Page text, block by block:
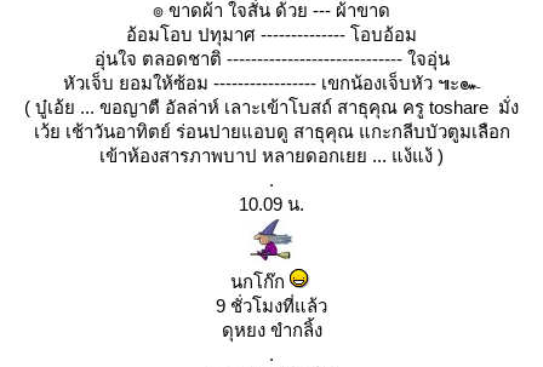
๏ ขาดผ้า ใจสั่น ด้วย --- ผ้าขาด
อ้อมโอบ ปทุมาศ -------------- โอบอ้อม
อุ่นใจ ตลอดชาติ ----------------------------- ใจอุ่น
หัวเจ็บ ยอมให้ซ้อม ----------------- เขกน้องเจ็บหัว ๚ะ๛
( บู๋เอ้ย ... ขอญาตื อัลล่าห์ เลาะเข้าโบสถ์ สาธุคุณ ครู toshare มั่ง
เว้ย เช้าวันอาทิตย์ ร่อนปายแอบดู สาธุคุณ แกะกลีบบัวตูมเลือก
เข้าห้องสารภาพบาป หลายดอกเยย ... แง้แง้ )
.
10.09 น.
นกโก๊ก
9 ชั่วโมงที่แล้ว
ดุหยง ขำกลิ้ง
.